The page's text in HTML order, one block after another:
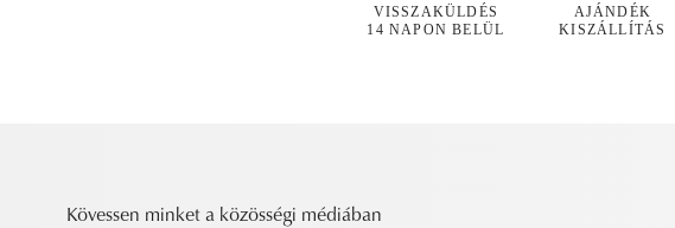
VISSZAKÜLDÉS
14 NAPON BELÜL
AJÁNDÉK
KISZÁLLÍTÁS
Kövessen minket a közösségi médiában